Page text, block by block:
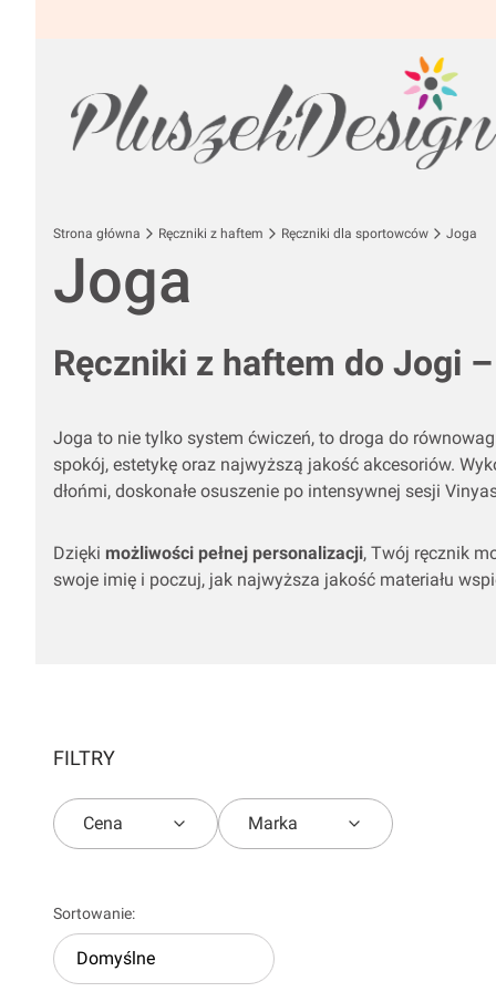
Strona główna Ręczniki z haftem Ręczniki dla sportowców Joga
Joga
Ręczniki z haftem do Jogi
Joga to nie tylko system ćwiczeń, to droga do
spokój, estetykę oraz najwyższą jakość akcesoriów.
dłońmi, doskonałe osuszenie po intensywnej sesji
Dzięki możliwości pełnej personalizacji, Twój ręcznik
swoje imię i poczuj, jak najwyższa jakość materiału
FILTRY
Cena Marka
Lista produktów
Sortowanie:
Domyślne